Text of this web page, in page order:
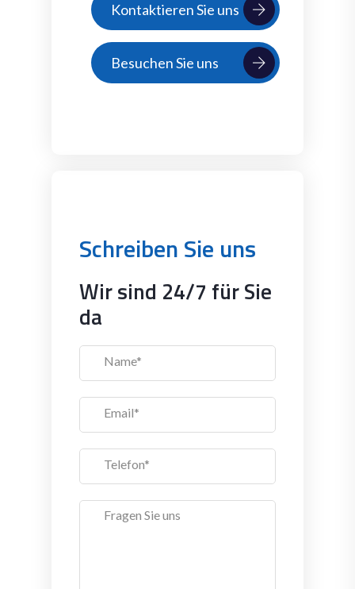
Kontaktieren Sie uns
Besuchen Sie uns
Schreiben Sie uns
Wir sind 24/7 für Sie
da